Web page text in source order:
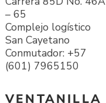
– 65
Complejo logístico
San Cayetano
Conmutador: +57
(601) 7965150
VENTANILLA